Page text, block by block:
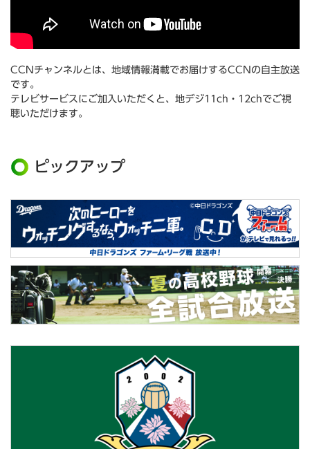
CCNチャンネルとは、地域情報満載でお届けするCCNの自主放送
です。
テレビサービスにご加入いただくと、地デジ11ch・12chでご視
聴いただけます。
ピックアップ